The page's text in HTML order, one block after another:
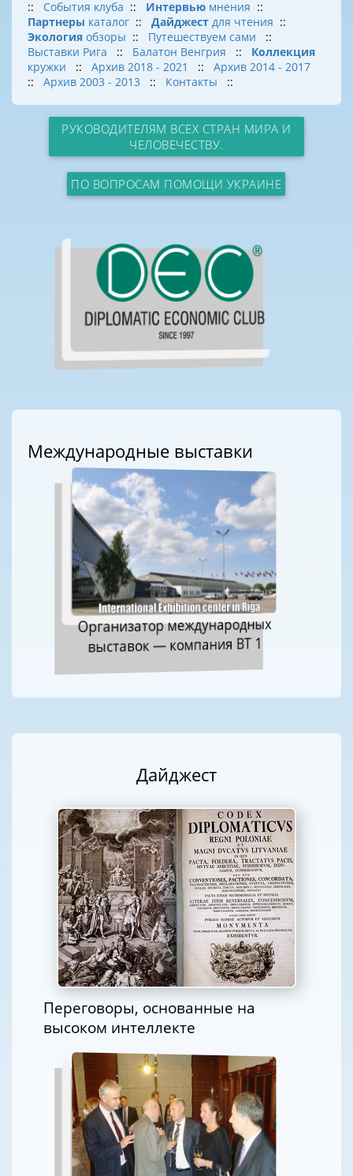
:: События клуба :: Интервью мнения ::
Партнеры каталог :: Дайджест для чтения ::
Экология обзоры :: Путешествуем сами
::
Выставки Рига
:: Балатон Венгрия :: Коллекция
кружки
:: Архив 2018 - 2021 :: Архив 2014 - 2017
:: Архив 2003 - 2013 :: Контакты ::
РУКОВОДИТЕЛЯМ ВСЕХ СТРАН МИРА И
ЧЕЛОВЕЧЕСТВУ.
ПО ВОПРОСАМ ПОМОЩИ УКРАИНЕ
Международные выставки
Организатор международных
выставок — компания ВТ 1
Дайджест
Переговоры, основанные на
высоком интеллекте